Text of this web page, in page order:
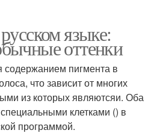
языке:
оттенки
содержанием пигмента в
что зависит от многих
из которых являютсяи. Оба
клетками () в
программой.